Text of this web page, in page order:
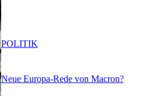
Neue Europa-Rede von Macron?
POLITIK